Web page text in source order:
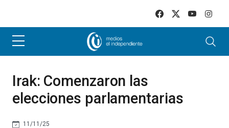
Irak: Comenzaron las
elecciones parlamentarias
11/11/25